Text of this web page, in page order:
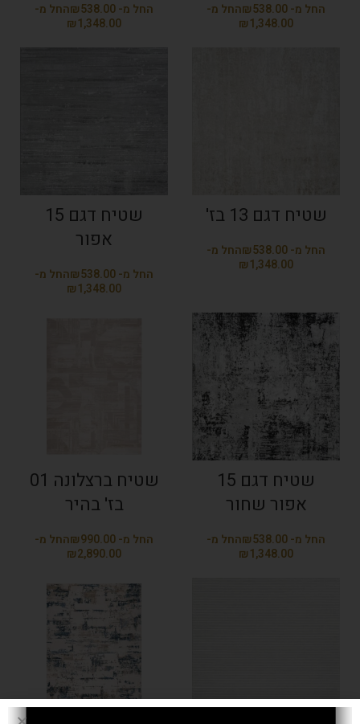
₪
₪
₪
₪
שטיח דגם 13 בז'
₪
₪
שטיח דגם 15
אפור
₪
₪
שטיח דגם 15
אפור שחור
₪
₪
שטיח ברצלונה 01
בז' בהיר
₪
₪